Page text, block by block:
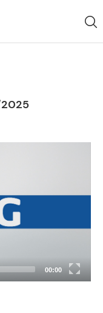
2025
00:00